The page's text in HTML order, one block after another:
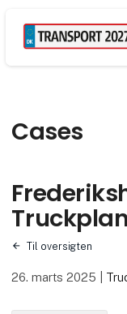
Cases
Til oversigten
26. marts 2025